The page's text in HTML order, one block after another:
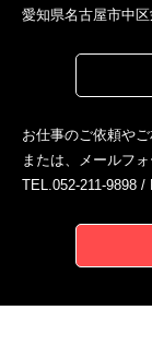
愛知県名古屋市中
お仕事のご依頼や
または、メールフ
TEL.052-211-9898 /